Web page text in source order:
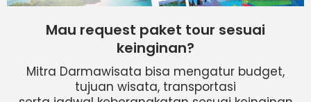
Mau request paket tour sesuai
keinginan?
Mitra Darmawisata bisa mengatur budget,
tujuan wisata, transportasi